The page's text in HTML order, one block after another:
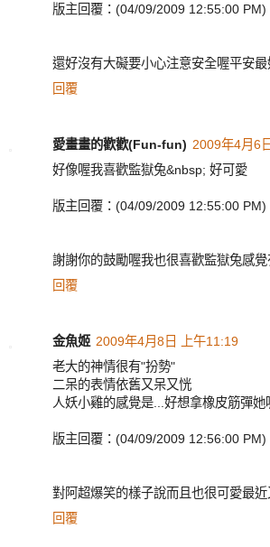
版主回覆：(04/09/2009 12:55:00 PM)
還好沒有大礙要小心注意安全喔平安最
回覆
愛畫畫的歡歡(Fun-fun) 2009年4月6
好像喔我喜歡監獄兔&nbsp; 好可愛
版主回覆：(04/09/2009 12:55:00 PM)
謝謝你的鼓勵喔我也很喜歡監獄兔感
回覆
金魚姬 2009年4月8日 上午11:19
老大的神情很有"扮勢"
二呆的表情依舊又呆又恍
人妖小雞的感覺是...好想拿橡皮筋彈她
版主回覆：(04/09/2009 12:56:00 PM)
對阿超爆笑的樣子說而且也很可愛最
回覆